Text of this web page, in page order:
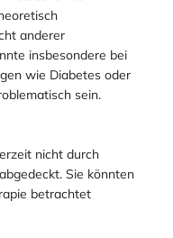
berichtet. Diese
zu sein. (Bogan
2008)
anderer
insbesondere bei
wie Diabetes oder
sein.